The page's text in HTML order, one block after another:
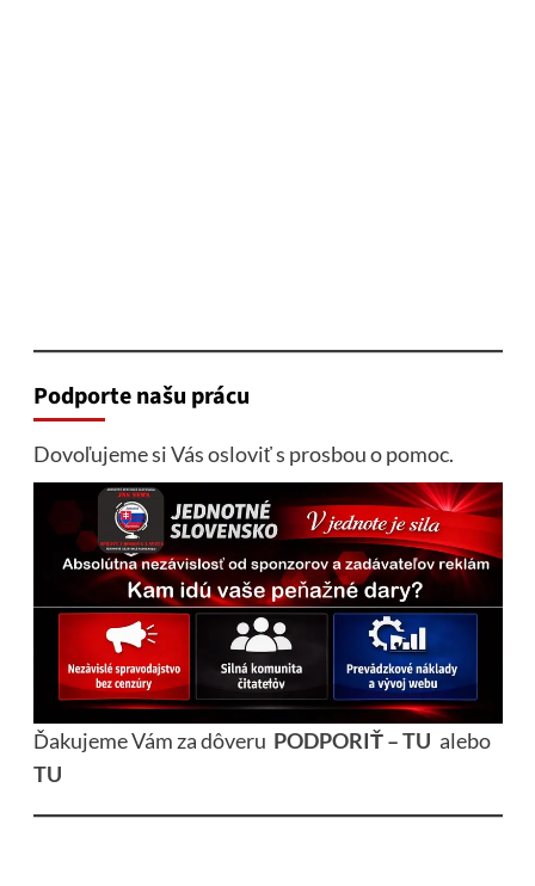
Podporte našu prácu
Dovoľujeme si Vás osloviť s prosbou o pomoc.
Ďakujeme Vám za dôveru PODPORIŤ – TU alebo
TU